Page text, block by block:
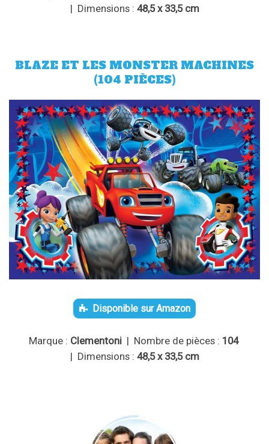
| Dimensions : 48,5 x 33,5 cm
BLAZE ET LES MONSTER MACHINES
(104 PIÈCES)
Disponible sur Amazon
Marque : Clementoni| Nombre de pièces : 104
| Dimensions : 48,5 x 33,5 cm